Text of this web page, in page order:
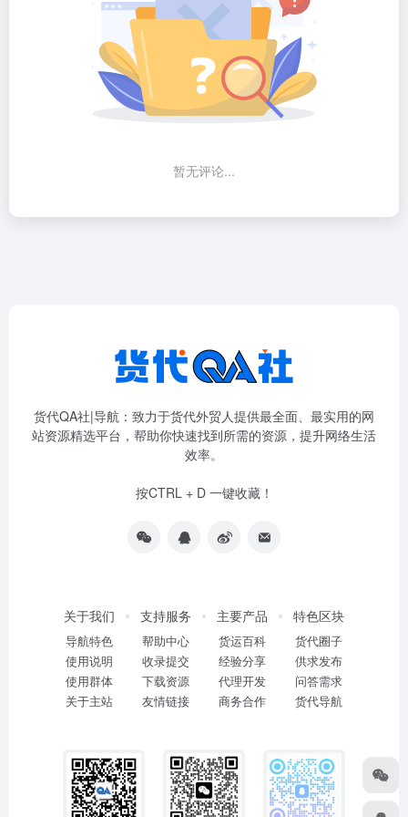
暂无评论...
货代QA社|导航：致力于货代外贸人提供最全面、最实用的网
站资源精选平台，帮助你快速找到所需的资源，提升网络生活
效率。
按CTRL + D 一键收藏！
关于我们
导航特色
使用说明
使用群体
关于主站
支持服务
帮助中心
收录提交
下载资源
友情链接
主要产品
货运百科
经验分享
代理开发
商务合作
特色区块
货代圈子
供求发布
问答需求
货代导航